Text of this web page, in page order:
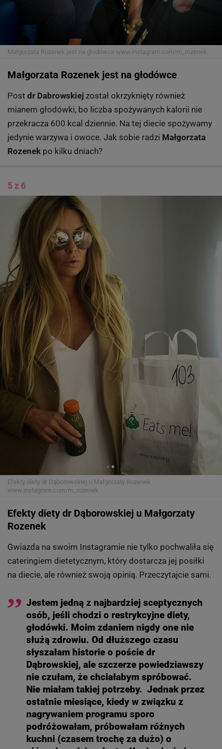
Małgorzata Rozenek jest na głodówce www.instagram.com/m_rozenek
Małgorzata Rozenek jest na głodówce
Post dr Dabrowskiej został okrzyknięty również
mianem głodówki, bo liczba spożywanych kalorii nie
przekracza 600 kcal dziennie. Na tej diecie spożywamy
jedynie warzywa i owoce. Jak sobie radzi Małgorzata
Rozenek po kilku dniach?
5 z 6
Efekty diety dr Dąborowskiej u Małgorzaty Rozenek
www.instagram.com/m_rozenek
Efekty diety dr Dąborowskiej u Małgorzaty
Rozenek
Gwiazda na swoim Instagramie nie tylko pochwaliła się
cateringiem dietetycznym, który dostarcza jej posiłki
na diecie, ale również swoją opinią. Przeczytajcie sami.
Jestem jedną z najbardziej sceptycznych
osób, jeśli chodzi o restrykcyjne diety,
głodówki. Moim zdaniem nigdy one nie
służą zdrowiu. Od dłuższego czasu
słyszałam historie o poście dr
Dąbrowskiej, ale szczerze powiedziawszy
nie czułam, że chciałabym spróbować.
Nie miałam takiej potrzeby. Jednak przez
ostatnie miesiące, kiedy w związku z
nagrywaniem programu sporo
podróżowałam, próbowałam różnych
kuchni (czasem trochę za dużo) o